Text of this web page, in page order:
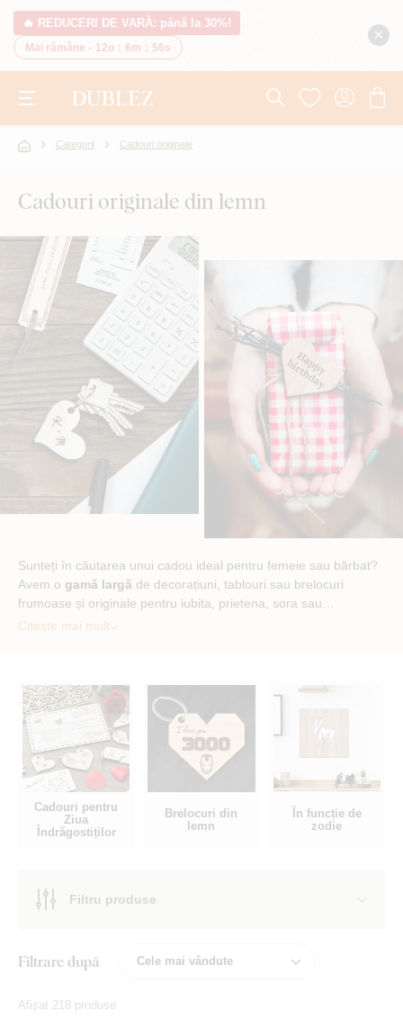
🔥 REDUCERI DE VARĂ: până la 30%!
Mai rămâne - 12o : 6m : 55s
Categorii Cadouri originale
Cadouri originale din lemn
Sunteți în căutarea unui cadou ideal pentru femeie sau bărbat?
Avem o gamă largă de decorațiuni, tablouri sau brelocuri
frumoase și originale pentru iubita, prietena, sora sau…
Citește mai mult
Cadouri pentru
Ziua
Îndrăgostiților
Brelocuri din
lemn
În funcție de
zodie
Filtru produse
Filtrare după
Afișat 218 produse